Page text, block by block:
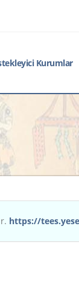
Kurumlar
https://